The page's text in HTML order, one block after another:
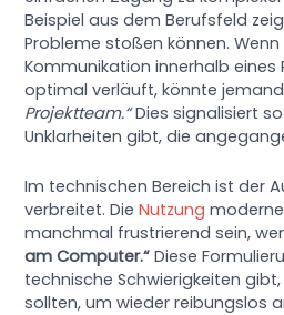
Beispiel aus dem Berufsfeld
Probleme stoßen können.
Kommunikation innerhalb
optimal verläuft, könnte
Projektteam.“Dies signalisiert
Unklarheiten gibt, die
Im technischen Bereich ist der
verbreitet. DieNutzung
manchmal frustrierend sein,
am Computer.“ Diese
technische Schwierigkeiten
sollten, um wieder reibungslos